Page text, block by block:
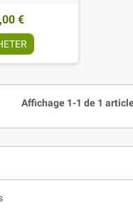
€
Affichage 1-1 de 1